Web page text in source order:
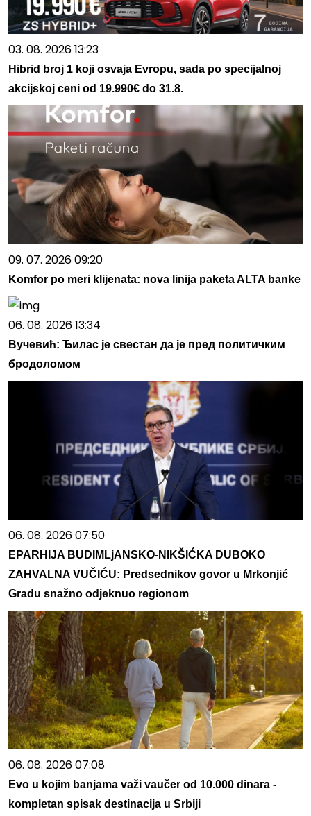
03. 08. 2026 13:23
Hibrid broj 1 koji osvaja Evropu, sada po specijalnoj
akcijskoj ceni od 19.990€ do 31.8.
09. 07. 2026 09:20
Komfor po meri klijenata: nova linija paketa ALTA banke
06. 08. 2026 13:34
Вучевић: Ђилас је свестан да је пред политичким
бродоломом
06. 08. 2026 07:50
EPARHIJA BUDIMLjANSKO-NIKŠIĆKA DUBOKO
ZAHVALNA VUČIĆU: Predsednikov govor u Mrkonjić
Gradu snažno odjeknuo regionom
06. 08. 2026 07:08
Evo u kojim banjama važi vaučer od 10.000 dinara -
kompletan spisak destinacija u Srbiji